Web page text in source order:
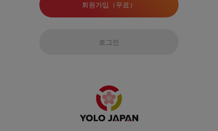
회원가입（무료）
로그인